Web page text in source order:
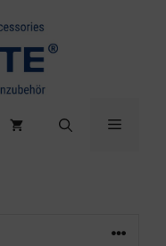
Menü